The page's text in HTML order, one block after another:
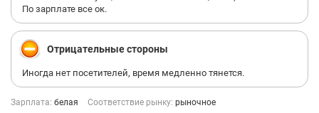
По зарплате все ок.
Отрицательные стороны
Иногда нет посетителей, время медленно тянется.
Зарплата: белая Соответствие рынку: рыночное